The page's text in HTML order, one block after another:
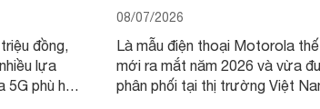
đồng,
lựa
phù hợp
08/07/2026
Là mẫu điện thoại Motorola
mới ra mắt năm 2026 và vừa
phân phối tại thị trường Việt